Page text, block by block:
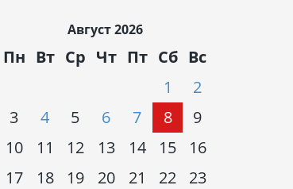
Август 2026
Пн Вт Ср Чт Пт Сб Вс
1
2
3
4 5 6 7 8
9
10
11 12 13 14 15
16
17
18 19 20 21 22
23